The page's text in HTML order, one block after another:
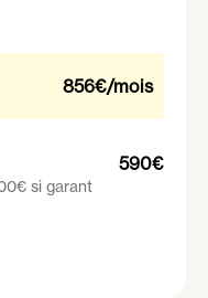
856€/mois
si garant
590€